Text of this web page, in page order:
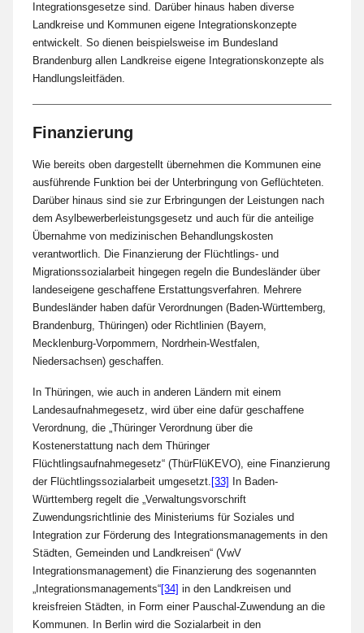
Integrationsgesetze sind. Darüber hinaus haben diverse
Landkreise und Kommunen eigene Integrationskonzepte
entwickelt. So dienen beispielsweise im Bundesland
Brandenburg allen Landkreise eigene Integrationskonzepte als
Handlungsleitfäden.
Finanzierung
Wie bereits oben dargestellt übernehmen die Kommunen eine
ausführende Funktion bei der Unterbringung von Geflüchteten.
Darüber hinaus sind sie zur Erbringungen der Leistungen nach
dem Asylbewerberleistungsgesetz und auch für die anteilige
Übernahme von medizinischen Behandlungskosten
verantwortlich. Die Finanzierung der Flüchtlings- und
Migrationssozialarbeit hingegen regeln die Bundesländer über
landeseigene geschaffene Erstattungsverfahren. Mehrere
Bundesländer haben dafür Verordnungen (Baden-Württemberg,
Brandenburg, Thüringen) oder Richtlinien (Bayern,
Mecklenburg-Vorpommern, Nordrhein-Westfalen,
Niedersachsen) geschaffen.
In Thüringen, wie auch in anderen Ländern mit einem
Landesaufnahmegesetz, wird über eine dafür geschaffene
Verordnung, die „Thüringer Verordnung über die
Kostenerstattung nach dem Thüringer
Flüchtlingsaufnahmegesetz“ (ThürFlüKEVO), eine Finanzierung
der Flüchtlingssozialarbeit umgesetzt. [33]
In Baden-
Württemberg regelt die „Verwaltungsvorschrift
Zuwendungsrichtlinie des Ministeriums für Soziales und
Integration zur Förderung des Integrationsmanagements in den
Städten, Gemeinden und Landkreisen“ (VwV
Integrationsmanagement) die Finanzierung des sogenannten
„Integrationsmanagements“[34] in den Landkreisen und
kreisfreien Städten, in Form einer Pauschal-Zuwendung an die
Kommunen. In Berlin wird die Sozialarbeit in den